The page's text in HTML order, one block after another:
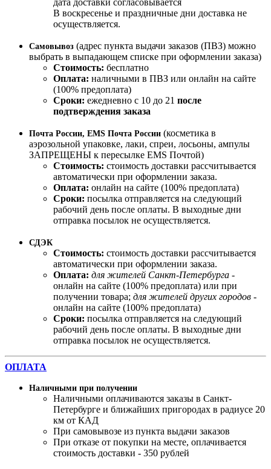
дата доставки согласовывается
В воскресенье и праздничные дни доставка не
осуществляется.
Самовывоз (адрес пункта выдачи заказов (ПВЗ) можно
выбрать в выпадающем списке при оформлении заказа)
Стоимость: бесплатно
Оплата: наличными в ПВЗ или онлайн на сайте
(100% предоплата)
Сроки: ежедневно с 10 до 21 после
подтверждения заказа
Почта России, EMS Почта России (косметика в
аэрозольной упаковке, лаки, спреи, лосьоны, ампулы
ЗАПРЕЩЕНЫ к пересылке EMS Почтой)
Стоимость: стоимость доставки рассчитывается
автоматически при оформлении заказа.
Оплата: онлайн на сайте (100% предоплата)
Сроки: посылка отправляется на следующий
рабочий день после оплаты. В выходные дни
отправка посылок не осуществляется.
СДЭК
Стоимость: стоимость доставки рассчитывается
автоматически при оформлении заказа.
Оплата: для жителей Санкт-Петербурга -
онлайн на сайте (100% предоплата) или при
получении товара; для жителей других городов -
онлайн на сайте (100% предоплата)
Сроки: посылка отправляется на следующий
рабочий день после оплаты. В выходные дни
отправка посылок не осуществляется.
ОПЛАТА
Наличными при получении
Наличными оплачиваются заказы в Санкт-
Петербурге и ближайших пригородах в радиусе 20
км от КАД
При самовывозе из пункта выдачи заказов
При отказе от покупки на месте, оплачивается
стоимость доставки - 350 рублей